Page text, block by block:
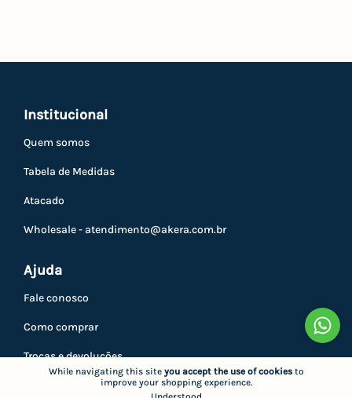
While navigating this site you accept the use of cookiesto
improve your shopping experience.
Institucional
Quem somos
Tabela de Medidas
Atacado
Wholesale -atendimento@akera.com.br
Ajuda
Fale conosco
Como comprar
Trocas e devoluções